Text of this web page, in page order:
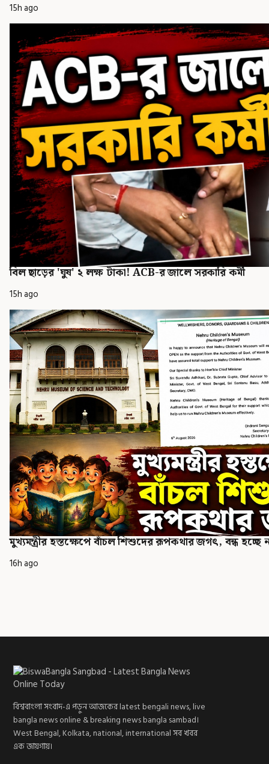
15h ago
বিল ছাড়ের 'ঘুষ' ২ লক্ষ টাকা! ACB-র জালে সরকারি কর্মী
15h ago
মুখ্যমন্ত্রীর হস্তক্ষেপে বাঁচল শিশুদের রূপকথার জগৎ, বন্ধ হচ্ছে
16h ago
বিশ্ববাংলা সংবাদ-এ পড়ুন আজকের latest bengali news, live
bangla news online & breaking news bangla sambad।
West Bengal, Kolkata, national, international সব খবর
এক জায়গায়।